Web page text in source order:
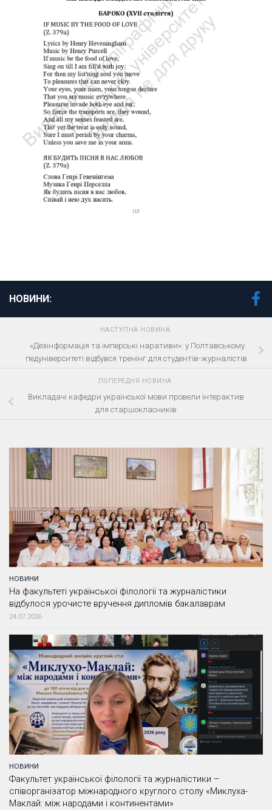
НОВИНИ:
НАСТУПНА НОВИНА
«Дезінформація та імперські наративи»: у Полтавському
педуніверситеті відбувся тренінг для студентів-журналістів
ПОПЕРЕДНЯ НОВИНА
Викладачі кафедри української мови провели інтерактив
для старшокласників
НОВИНИ
На факультеті української філології та журналістики
відбулося урочисте вручення дипломів бакалаврам
24.07.2026
НОВИНИ
Факультет української філології та журналістики –
співорганізатор міжнародного круглого столу «Миклуха-
Маклай: між народами і континентами»